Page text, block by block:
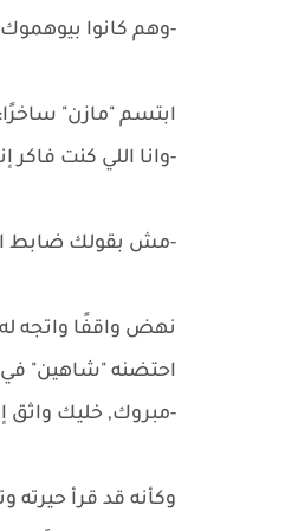
-وهم كانوا
ابتسم "مازن" ساخرًا:
-وانا اللي كنت
-مش بقولك ضابط
نهض واقفًا واتجه
احتضنه "شاهين" في
-مبروك, خليك واثق
وكأنه قد قرأ حيرته